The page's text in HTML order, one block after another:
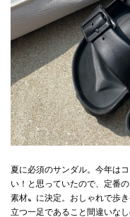
夏に必須のサンダル。今年は
い！と思っていたので、定番
素材〟に決定。おしゃれで歩
立つ一足であること間違いなし